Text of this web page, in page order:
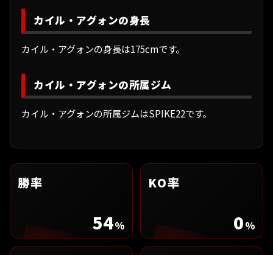
カイル・アグォンの身長
カイル・アグォンの身長は175cmです。
カイル・アグォンの所属ジム
カイル・アグォンの所属ジムはSPIKE22です。
勝率
54%
KO率
0%